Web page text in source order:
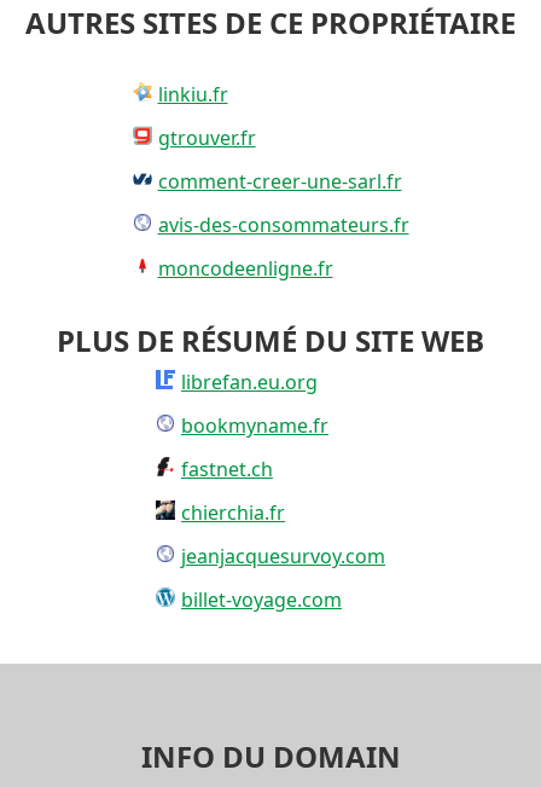
AUTRES SITES DE CE PROPRIÉTAIRE
linkiu.fr
gtrouver.fr
comment-creer-une-sarl.fr
avis-des-consommateurs.fr
moncodeenligne.fr
PLUS DE RÉSUMÉ DU SITE WEB
librefan.eu.org
bookmyname.fr
fastnet.ch
chierchia.fr
jeanjacquesurvoy.com
billet-voyage.com
INFO DU DOMAIN